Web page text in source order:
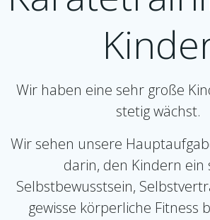
Wir haben eine sehr große
stetig wächst.
Wir sehen unsere
darin, den Kindern ein
Selbstbewusstsein,
gewisse körperliche Fitness